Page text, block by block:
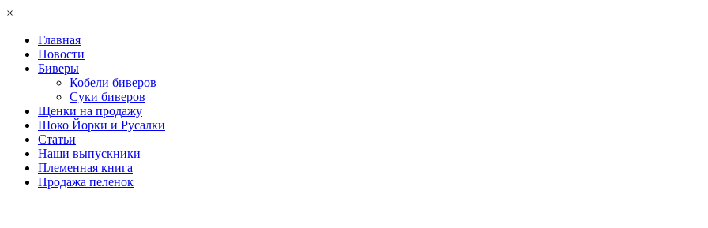
×
Главная
Новости
Биверы
Кобели биверов
Суки биверов
Щенки на продажу
Шоко Йорки и Русалки
Статьи
Наши выпускники
Племенная книга
Продажа пеленок